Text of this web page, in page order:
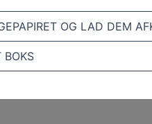
OG LAD DEM
BOKS